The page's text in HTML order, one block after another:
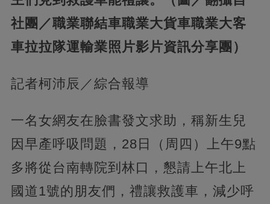
社團／職業聯結車職業大貨車職業大客
車拉拉隊運輸業照片影片資訊分享團）
記者柯沛辰／綜合報導
一名女網友在臉書發文求助，稱新生兒
因早產呼吸問題，28日（周四）上午9點
多將從台南轉院到林口，懇請上午北上
國道1號的朋友們，禮讓救護車，減少呼